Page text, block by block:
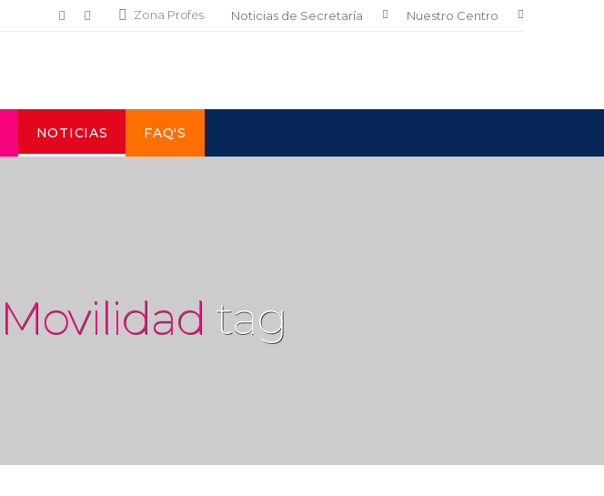
Zona Profes Noticias de Secretaría Nuestro Centro
NOTICIAS FAQ'S
Movilidad tag